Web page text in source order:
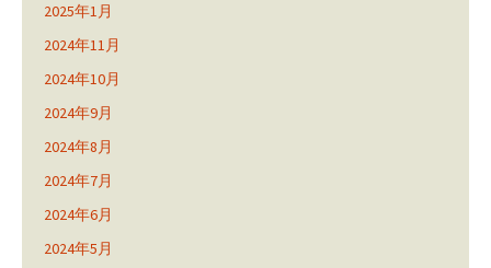
2025年1月
2024年11月
2024年10月
2024年9月
2024年8月
2024年7月
2024年6月
2024年5月